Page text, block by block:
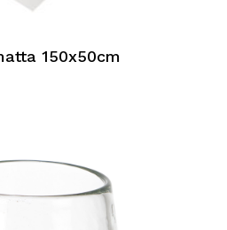
150x50cm